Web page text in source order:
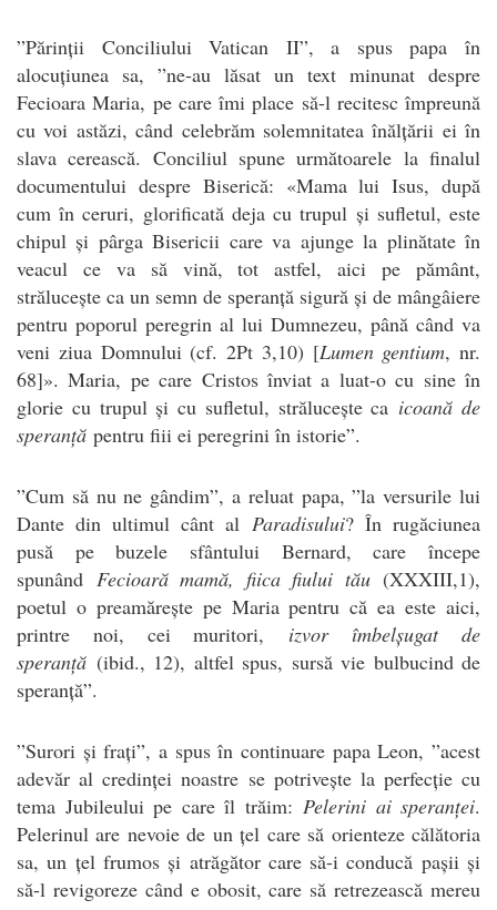
”Părinții Conciliului Vatican II”, a spus papa în
alocuțiunea sa, ”ne-au lăsat un text minunat despre
Fecioara Maria, pe care îmi place să-l recitesc împreună
cu voi astăzi, când celebrăm solemnitatea înălțării ei în
slava cerească. Conciliul spune următoarele la finalul
documentului despre Biserică: «Mama lui Isus, după
cum în ceruri, glorificată deja cu trupul și sufletul, este
chipul și pârga Bisericii care va ajunge la plinătate în
veacul ce va să vină, tot astfel, aici pe pământ,
strălucește ca un semn de speranță sigură și de mângâiere
pentru poporul peregrin al lui Dumnezeu, până când va
veni ziua Domnului (cf. 2Pt 3,10) [Lumen gentium, nr.
68]». Maria, pe care Cristos înviat a luat-o cu sine în
glorie cu trupul și cu sufletul, strălucește ca icoană de
speranță pentru fiii ei peregrini în istorie”.
”Cum să nu ne gândim”, a reluat papa, ”la versurile lui
Dante din ultimul cânt al Paradisului? În rugăciunea
pusă pe buzele sfântului Bernard, care începe
spunând Fecioară mamă, fiica fiului tău(XXXIII,1),
poetul o preamărește pe Maria pentru că ea este aici,
printre noi, cei muritori, izvor îmbelșugat de
speranță (ibid., 12), altfel spus, sursă vie bulbucind de
speranță”.
”Surori și frați”, a spus în continuare papa Leon, ”acest
adevăr al credinței noastre se potrivește la perfecție cu
tema Jubileului pe care îl trăim: Pelerini ai speranței.
Pelerinul are nevoie de un țel care să orienteze călătoria
sa, un țel frumos și atrăgător care să-i conducă pașii și
să-l revigoreze când e obosit, care să retrezească mereu